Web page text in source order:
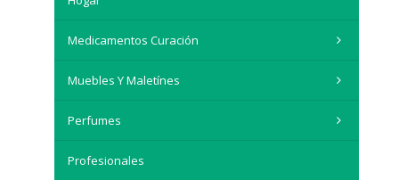
Medicamentos Curación
Muebles Y Maletínes
Perfumes
Profesionales